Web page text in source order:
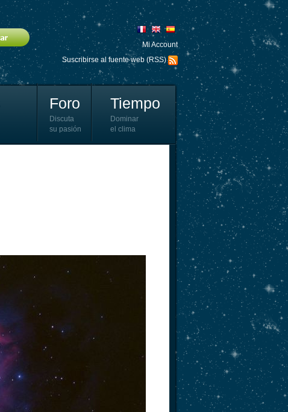
Mi Account
Suscribirse al fuente web (RSS)
Foro
Discuta
su pasión
Tiempo
Dominar
el clima